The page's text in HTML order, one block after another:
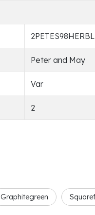
Peter and May
Var
2
Graphitegreen